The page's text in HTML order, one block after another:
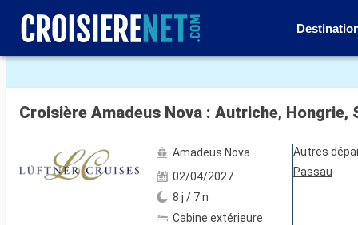
Voir les 5 autres photos
Croisière Amadeus Nova : Autriche, Hongrie,
Amadeus Nova
02/04/2027
8 j / 7 n
Cabine extérieure
Autres
Passau